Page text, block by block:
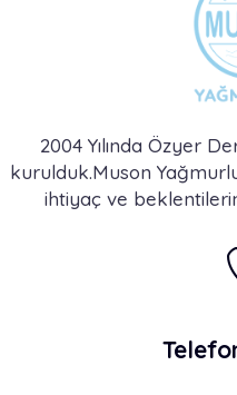
2004 Yılında Özyer
kurulduk.Muson
ihtiyaç ve